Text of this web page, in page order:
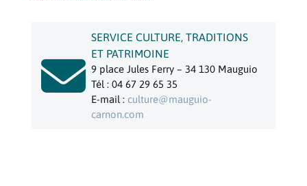

SERVICE CULTURE, TRADITIONS
ET PATRIMOINE
9 place Jules Ferry – 34 130 Mauguio
Tél : 04 67 29 65 35
E-mail : culture@mauguio-
carnon.com